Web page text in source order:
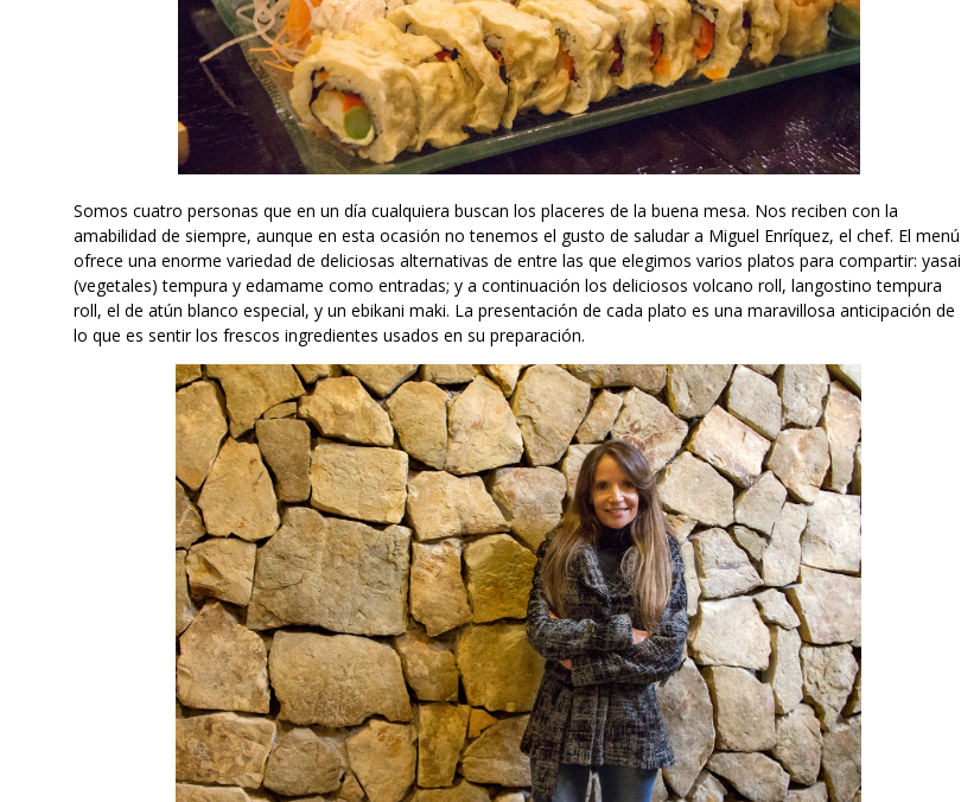
Somos cuatro personas que en un día cualquiera buscan los placeres de la buena mesa. Nos reciben con la
amabilidad de siempre, aunque en esta ocasión no tenemos el gusto de saludar a Miguel Enríquez, el chef. El menú
ofrece una enorme variedad de deliciosas alternativas de entre las que elegimos varios platos para compartir: yasai
(vegetales) tempura y edamame como entradas; y a continuación los deliciosos volcano roll, langostino tempura
roll, el de atún blanco especial, y un ebikani maki. La presentación de cada plato es una maravillosa anticipación de
lo que es sentir los frescos ingredientes usados en su preparación.